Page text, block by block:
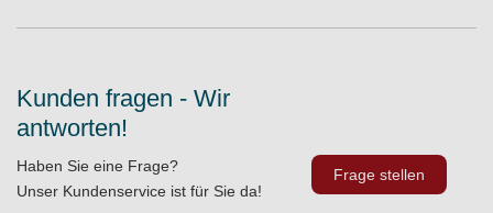
Kunden fragen - Wir
antworten!
Haben Sie eine Frage?
Unser Kundenservice ist für Sie da!
Frage stellen